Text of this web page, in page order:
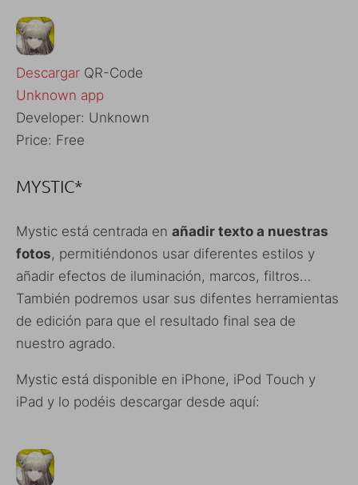
Descargar QR-Code
Unknown app
Developer: Unknown
Price: Free
MYSTIC*
Mystic está centrada en añadir texto a nuestras
fotos, permitiéndonos usar diferentes estilos y
añadir efectos de iluminación, marcos, filtros…
También podremos usar sus difentes herramientas
de edición para que el resultado final sea de
nuestro agrado.
Mystic está disponible en iPhone, iPod Touch y
iPad y lo podéis descargar desde aquí: